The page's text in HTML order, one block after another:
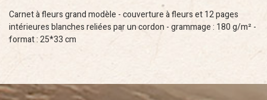
Carnet à fleurs grand modèle - couverture à fleurs et 12 pages
intérieures blanches reliées par un cordon - grammage : 180 g/m² -
format : 25*33 cm